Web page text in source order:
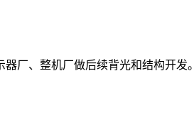
厂、整机厂做后续背光和结构开发。